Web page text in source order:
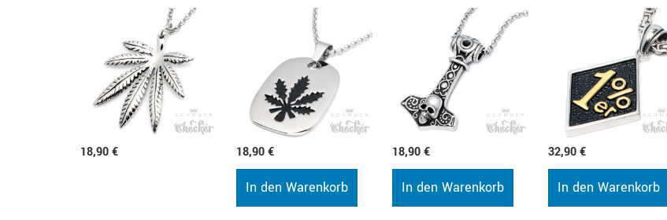
18,90 € 18,90 €
In den Warenkorb
18,90 €
In den Warenkorb
32,90 €
In den Warenkorb